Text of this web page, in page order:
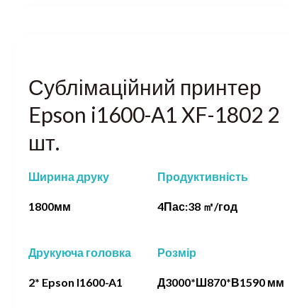
Сублімаційний принтер
Epson i1600-A1 XF-1802 2
шт.
Ширина друку
1800мм
Продуктивність
4Пас:38 ㎡/год
Друкуюча головка
2* Epson I1600-A1
Розмір
Д3000*Ш870*В1590 мм